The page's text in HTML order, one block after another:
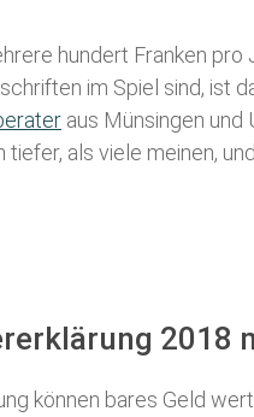
hundert Franken
im Spiel sind,
aus Münsingen
als viele meinen,
2018
können bares Geld